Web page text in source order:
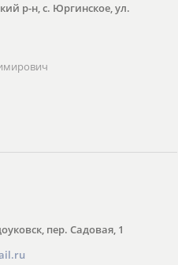
р-н, с. Юргинское, ул.
пер. Садовая, 1